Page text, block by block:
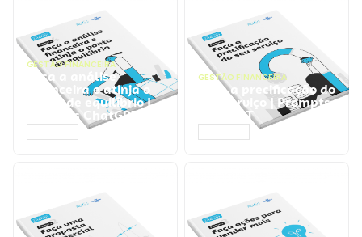
GESTÃO FINANCEIRA
Faça a análise
financeira e atinja o
ponto de equilíbrio |
Prompts ChatGPT
GESTÃO FINANCEIRA
Faça a precificação do
seu serviço | Prompts
ChatGPT